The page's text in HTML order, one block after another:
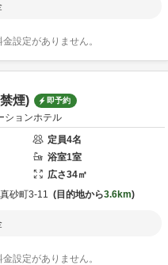
設定がありません。
煙) 即予約
ションホテル
定員4名
浴室1室
広さ34㎡
砂町3-11 目的地から3.6km
設定がありません。